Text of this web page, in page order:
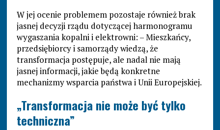
W jej ocenie problemem pozostaje również brak
jasnej decyzji rządu dotyczącej harmonogramu
wygaszania kopalni i elektrowni: – Mieszkańcy,
przedsiębiorcy i samorządy wiedzą, że
transformacja postępuje, ale nadal nie mają
jasnej informacji, jakie będą konkretne
mechanizmy wsparcia państwa i Unii Europejskiej.
„Transformacja nie może być tylko
techniczna”